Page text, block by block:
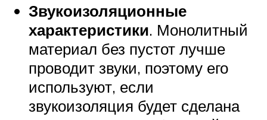
Звукоизоляционные
характеристики. Монолитный
материал без пустот лучше
проводит звуки, поэтому его
используют, если
звукоизоляция будет сделана